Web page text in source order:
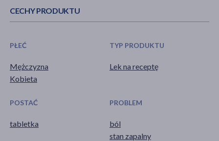
CECHY PRODUKTU
PŁEĆ
Mężczyzna
Kobieta
TYP PRODUKTU
Lek na receptę
POSTAĆ
tabletka
PROBLEM
ból
stan zapalny